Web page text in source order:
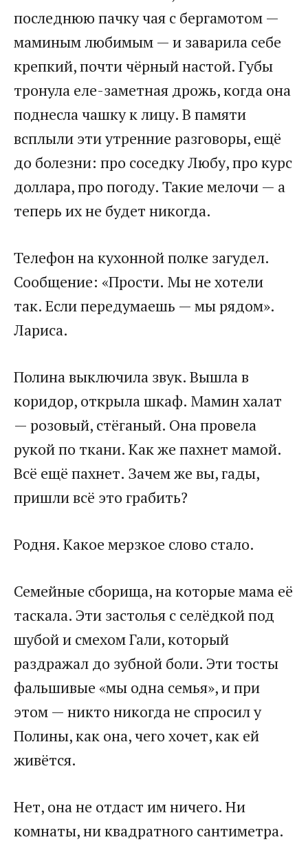
последнюю пачку чая с бергамотом —
маминым любимым — и заварила себе
крепкий, почти чёрный настой. Губы
тронула еле-заметная дрожь, когда она
поднесла чашку к лицу. В памяти
всплыли эти утренние разговоры, ещё
до болезни: про соседку Любу, про курс
доллара, про погоду. Такие мелочи — а
теперь их не будет никогда.
Телефон на кухонной полке загудел.
Сообщение: «Прости. Мы не хотели
так. Если передумаешь — мы рядом».
Лариса.
Полина выключила звук. Вышла в
коридор, открыла шкаф. Мамин халат
— розовый, стёганый. Она провела
рукой по ткани. Как же пахнет мамой.
Всё ещё пахнет. Зачем же вы, гады,
пришли всё это грабить?
Родня. Какое мерзкое слово стало.
Семейные сборища, на которые мама её
таскала. Эти застолья с селёдкой под
шубой и смехом Гали, который
раздражал до зубной боли. Эти тосты
фальшивые «мы одна семья», и при
этом — никто никогда не спросил у
Полины, как она, чего хочет, как ей
живётся.
Нет, она не отдаст им ничего. Ни
комнаты, ни квадратного сантиметра.